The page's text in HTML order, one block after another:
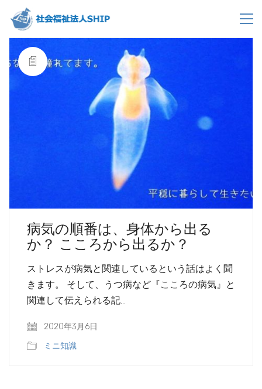
病気の順番は、身体から出る
か？ こころから出るか？
ストレスが病気と関連しているという話はよく聞
きます。 そして、うつ病など『こころの病気』と
関連して伝えられる記…
2020年3月6日
ミニ知識